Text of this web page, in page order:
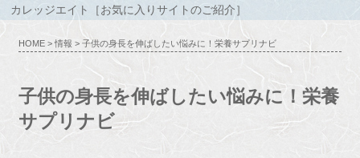
カレッジエイト［お気に入りサイトのご紹介］
HOME >情報 > 子供の身長を伸ばしたい悩みに！栄養サプリナビ
子供の身長を伸ばしたい悩みに！栄養
サプリナビ